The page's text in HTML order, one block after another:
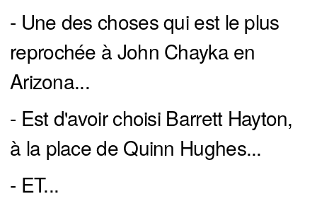
- Une des choses qui est le plus
reprochée à John Chayka en
Arizona...
- Est d'avoir choisi Barrett Hayton,
à la place de Quinn Hughes...
- ET...